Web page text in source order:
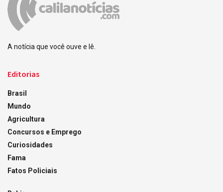
A notícia que você ouve e lê.
Editorias
Brasil
Mundo
Agricultura
Concursos e Emprego
Curiosidades
Fama
Fatos Policiais